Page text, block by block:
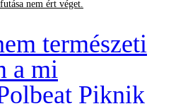
nem ért véget.
természeti
a mi
Piknik